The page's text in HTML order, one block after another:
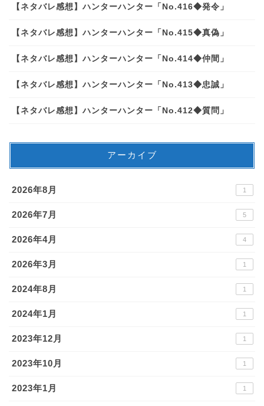
【ネタバレ感想】ハンターハンター「No.416◆発令」
【ネタバレ感想】ハンターハンター「No.415◆真偽」
【ネタバレ感想】ハンターハンター「No.414◆仲間」
【ネタバレ感想】ハンターハンター「No.413◆忠誠」
【ネタバレ感想】ハンターハンター「No.412◆質問」
アーカイブ
2026年8月 1
2026年7月 5
2026年4月 4
2026年3月 1
2024年8月 1
2024年1月 1
2023年12月 1
2023年10月 1
2023年1月 1